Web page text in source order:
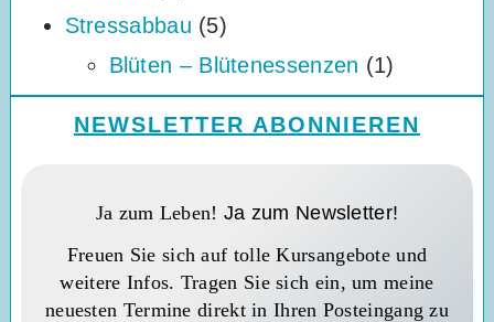
Stressabbau (5)
Blüten – Blütenessenzen (1)
NEWSLETTER ABONNIEREN
Ja zum Leben! Ja zum Newsletter!
Freuen Sie sich auf tolle Kursangebote und
weitere Infos. Tragen Sie sich ein, um meine
neuesten Termine direkt in Ihren Posteingang zu